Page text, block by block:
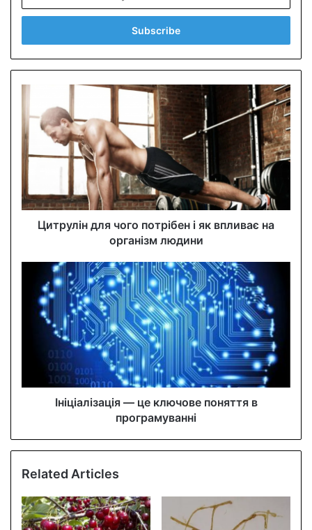
t
r
y
m
a
d
Цитрулін для чого потрібен і як впливає на
організм людини
Ініціалізація — це ключове поняття в
програмуванні
Related Articles